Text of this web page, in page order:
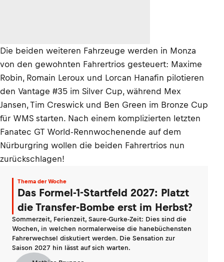
Die beiden weiteren Fahrzeuge werden in Monza
von den gewohnten Fahrertrios gesteuert: Maxime
Robin, Romain Leroux und Lorcan Hanafin pilotieren
den Vantage #35 im Silver Cup, während Mex
Jansen, Tim Creswick und Ben Green im Bronze Cup
für WMS starten. Nach einem komplizierten letzten
Fanatec GT World-Rennwochenende auf dem
Nürburgring wollen die beiden Fahrertrios nun
zurückschlagen!
Thema der Woche
Das Formel-1-Startfeld 2027: Platzt
die Transfer-Bombe erst im Herbst?
Sommerzeit, Ferienzeit, Saure-Gurke-Zeit: Dies sind die
Wochen, in welchen normalerweise die hanebüchensten
Fahrerwechsel diskutiert werden. Die Sensation zur
Saison 2027 hin lässt auf sich warten.